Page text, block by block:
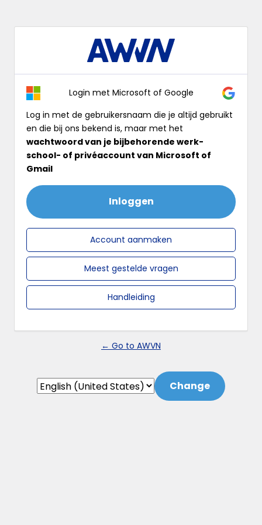
Login met Microsoft of Google
Log in met de gebruikersnaam die je altijd gebruikt
en die bij ons bekend is, maar met het
wachtwoord van je bijbehorende werk-
school- of privéaccount van Microsoft of
Gmail
Inloggen
Account aanmaken
Meest gestelde vragen
Handleiding
← Go to AWVN
Language